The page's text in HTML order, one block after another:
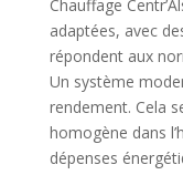
Chauffage
adaptées, avec
répondent aux
Un système
rendement. Cela
homogène dans
dépenses